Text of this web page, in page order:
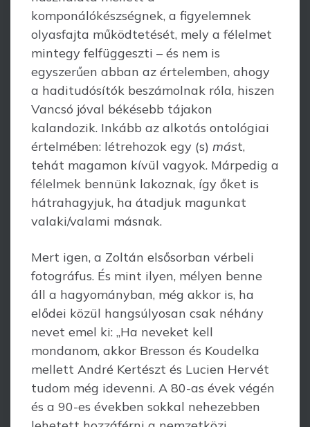
komponálókészségnek, a figyelemnek
olyasfajta működtetését, mely a félelmet
mintegy felfüggeszti – és nem is
egyszerűen abban az értelemben, ahogy
a haditudósítók beszámolnak róla, hiszen
Vancsó jóval békésebb tájakon
kalandozik. Inkább az alkotás ontológiai
értelmében: létrehozok egy (s) mást,
tehát magamon kívül vagyok. Márpedig a
félelmek bennünk lakoznak, így őket is
hátrahagyjuk, ha átadjuk magunkat
valaki/valami másnak.
Mert igen, a Zoltán elsősorban vérbeli
fotográfus. És mint ilyen, mélyen benne
áll a hagyományban, még akkor is, ha
elődei közül hangsúlyosan csak néhány
nevet emel ki: „Ha neveket kell
mondanom, akkor Bresson és Koudelka
mellett André Kertészt és Lucien Hervét
tudom még idevenni. A 80-as évek végén
és a 90-es években sokkal nehezebben